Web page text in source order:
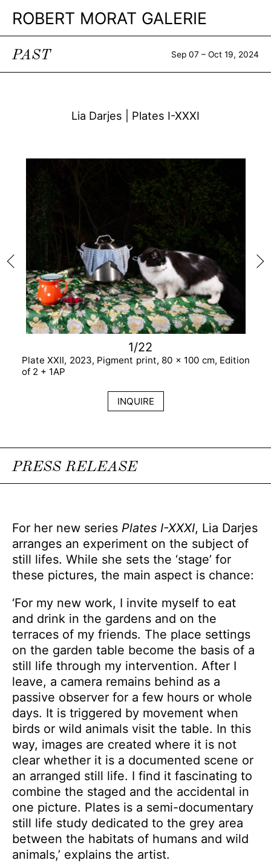
ROBERT MORAT GALERIE
PAST Sep 07 – Oct 19, 2024
Lia Darjes | Plates I-XXXI
Plate XXII, 2023, Pigment print, 80 x 100 cm, Edition
of 2 + 1AP
1/22
INQUIRE
PRESS RELEASE
For her new series Plates I-XXXI, Lia Darjes
arranges an experiment on the subject of
still lifes. While she sets the ‘stage’ for
these pictures, the main aspect is chance:
‘For my new work, I invite myself to eat
and drink in the gardens and on the
terraces of my friends. The place settings
on the garden table become the basis of a
still life through my intervention. After I
leave, a camera remains behind as a
passive observer for a few hours or whole
days. It is triggered by movement when
birds or wild animals visit the table. In this
way, images are created where it is not
clear whether it is a documented scene or
an arranged still life. I find it fascinating to
combine the staged and the accidental in
one picture. Plates is a semi-documentary
still life study dedicated to the grey area
between the habitats of humans and wild
animals,’ explains the artist.